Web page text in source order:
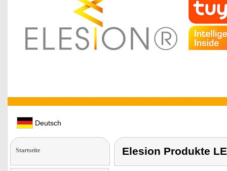
Deutsch
Startseite Elesion Produkte